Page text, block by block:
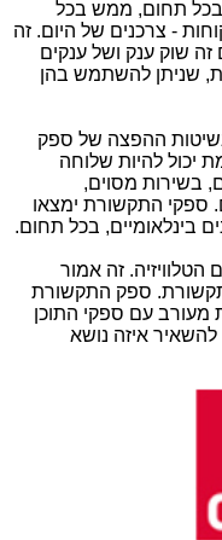
תחום, ממש בכל
- צרכנים של היום. זה
שוק ענק ושל ענקים
שניתן להשתמש בהן
ההפצה של ספק
יכול להיות שלוחה
בשירות מסוים,
ספקי התקשורת ימצאו
בינלאומיים, בכל תחום.
זה אמור
ספק התקשורת
מעורב עם ספקי התוכן
איזה נושא